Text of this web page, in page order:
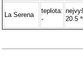
La Serena
teplota:
-
20.5